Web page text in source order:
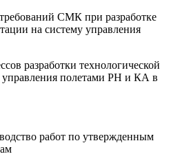
СМК при разработке
на систему управления
разработки технологической
управления полетами РН и КА в
работ по утвержденным